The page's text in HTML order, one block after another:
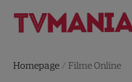
Homepage /Filme Online